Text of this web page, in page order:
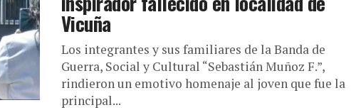
Vicuña
Los integrantes y sus familiares de la Banda de
Guerra, Social y Cultural “Sebastián Muñoz F.”,
rindieron un emotivo homenaje al joven que fue la
principal...